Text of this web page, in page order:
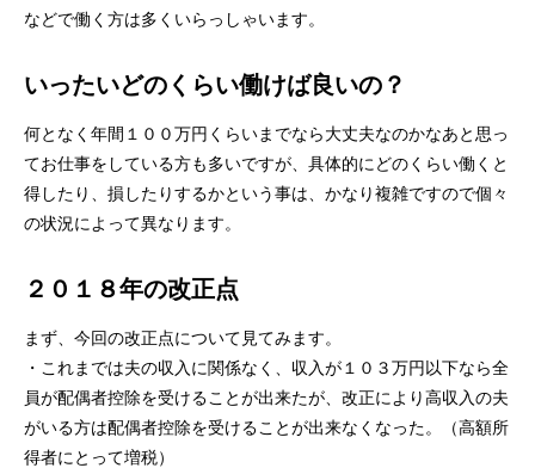
などで働く方は多くいらっしゃいます。
いったいどのくらい働けば良いの？
何となく年間１００万円くらいまでなら大丈夫なのかなあと思っ
てお仕事をしている方も多いですが、具体的にどのくらい働くと
得したり、損したりするかという事は、かなり複雑ですので個々
の状況によって異なります。
２０１８年の改正点
まず、今回の改正点について見てみます。
・これまでは夫の収入に関係なく、収入が１０３万円以下なら全
員が配偶者控除を受けることが出来たが、改正により高収入の夫
がいる方は配偶者控除を受けることが出来なくなった。（高額所
得者にとって増税）